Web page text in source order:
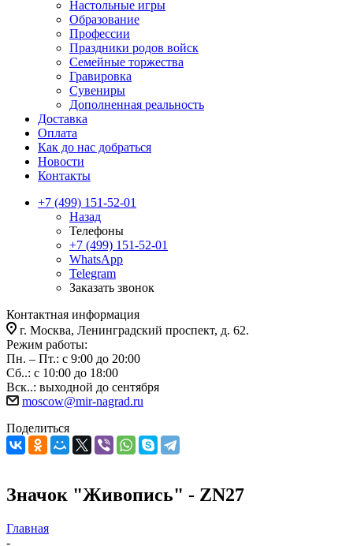
Настольные игры
Образование
Профессии
Праздники родов войск
Семейные торжества
Гравировка
Сувениры
Дополненная реальность
Доставка
Оплата
Как до нас добраться
Новости
Контакты
+7 (499) 151-52-01
Назад
Телефоны
+7 (499) 151-52-01
WhatsApp
Telegram
Заказать звонок
Контактная информация
г. Москва, Ленинградский проспект, д. 62.
Режим работы:
Пн. – Пт.: с 9:00 до 20:00
Сб..: с 10:00 до 18:00
Вск..: выходной до сентября
moscow@mir-nagrad.ru
Поделиться
Значок "Живопись" - ZN27
Главная
-